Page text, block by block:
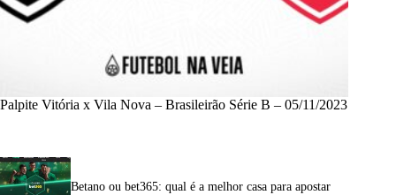
Palpite Vitória x Vila Nova – Brasileirão Série B – 05/11/2023
Betano ou bet365: qual é a melhor casa para apostar